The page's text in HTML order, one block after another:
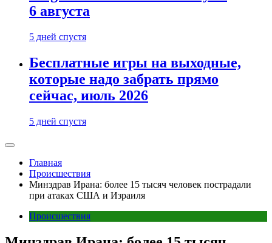
6 августа
5 дней спустя
Бесплатные игры на выходные,
которые надо забрать прямо
сейчас, июль 2026
5 дней спустя
Главная
Происшествия
Минздрав Ирана: более 15 тысяч человек пострадали
при атаках США и Израиля
Происшествия